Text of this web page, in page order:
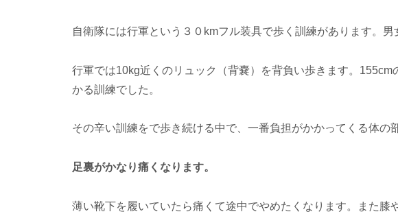
自衛隊には行軍という３０kmフル装具で歩く訓練があります。男
行軍では10kg近くのリュック（背嚢）を背負い歩きます。
かる訓練でした。
その辛い訓練をで歩き続ける中で、一番負担がかかってくる体の
足裏がかなり痛くなります。
薄い靴下を履いていたら痛くて途中でやめたくなります。また膝